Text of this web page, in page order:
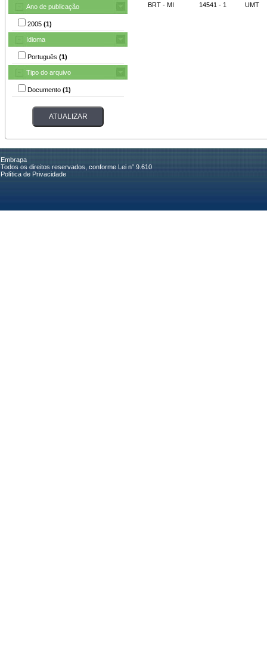
Ano de publicação
2005 (1)
Idioma
Português (1)
Tipo do arquivo
Documento (1)
BRT - MI 14541 - 1 UMT
Embrapa
Todos os direitos reservados, conforme Lei n° 9.610
Política de Privacidade